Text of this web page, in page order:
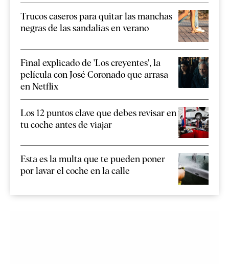
Trucos caseros para quitar las manchas
negras de las sandalias en verano
Final explicado de 'Los creyentes', la
película con José Coronado que arrasa
en Netflix
Los 12 puntos clave que debes revisar en
tu coche antes de viajar
Esta es la multa que te pueden poner
por lavar el coche en la calle